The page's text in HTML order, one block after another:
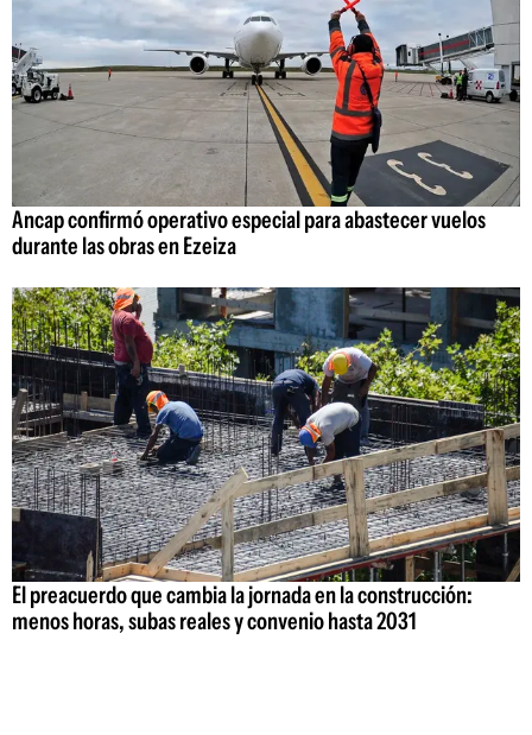
Ancap confirmó operativo especial para abastecer vuelos
durante las obras en Ezeiza
El preacuerdo que cambia la jornada en la construcción:
menos horas, subas reales y convenio hasta 2031